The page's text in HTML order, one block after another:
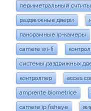
периметральный
раздвижные двери
панорамные ip-камеры
camere wi-fi
системы раздвижных
контроллер acces
amprente biometrice
camere ip fisheye